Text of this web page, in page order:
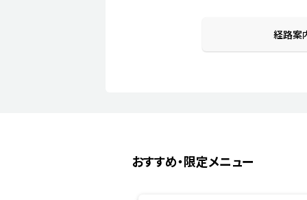
経路案
おすすめ・限定メニュー